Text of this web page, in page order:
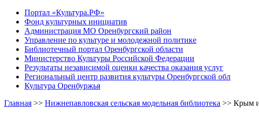
Портал «Культура.РФ»
Фонд культурных инициатив
Администрация МО Оренбургский район
Управление по культуре и молодежной политике
Библиотечный портал Оренбургской области
Министерство Культуры Российской Федерации
Результаты независимой оценки качества оказания услуг
Региональный центр развития культуры Оренбургской обл
Культура Оренбуржья
Главная >> Нижнепавловская сельская модельная библиотека >> Крым и